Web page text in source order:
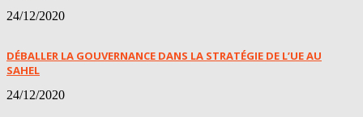
24/12/2020
DÉBALLER LA GOUVERNANCE DANS LA STRATÉGIE DE L’UE AU
SAHEL
24/12/2020